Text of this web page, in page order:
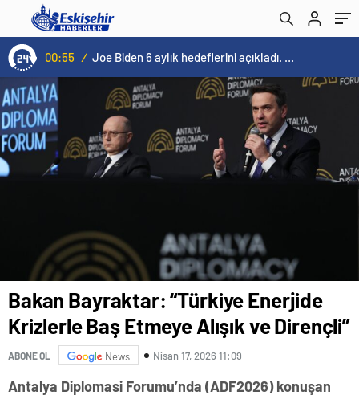
00:55 / Joe Biden 6 aylık hedeflerini açıkladı. Senato buz gibi…
Bakan Bayraktar: “Türkiye Enerjide
Krizlerle Baş Etmeye Alışık ve Dirençli”
ABONE OL News Nisan 17, 2026 11:09
Antalya Diplomasi Forumu’nda (ADF2026) konuşan